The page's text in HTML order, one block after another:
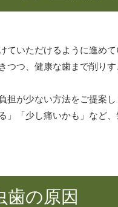
いただけるように進め
つ、健康な歯まで削り
が少ない方法をご提案し
「少し痛いかも」など
歯の原因